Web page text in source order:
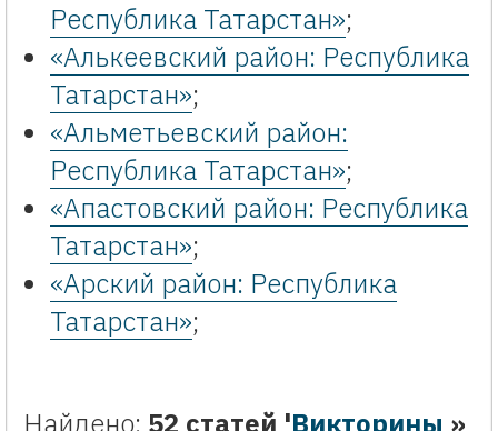
Республика Татарстан»;
«Алькеевский район: Республика
Татарстан»;
«Альметьевский район:
Республика Татарстан»;
«Апастовский район: Республика
Татарстан»;
«Арский район: Республика
Татарстан»;
Найдено: 52 статей 'Викторины »